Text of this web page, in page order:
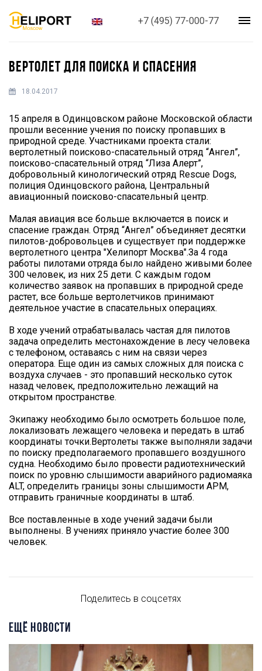
+7 (495) 77-000-77
ВЕРТОЛЕТ ДЛЯ ПОИСКА И СПАСЕНИЯ
18.04.2017
15 апреля в Одинцовском районе Московской области
прошли весенние учения по поиску пропавших в
природной среде. Участниками проекта стали:
вертолетный поисково-спасательный отряд “Ангел”,
поисково-спасательный отряд “Лиза Алерт”,
добровольный кинологический отряд Rescue Dogs,
полиция Одинцовского района, Центральный
авиационный поисково-спасательный центр.
Малая авиация все больше включается в поиск и
спасение граждан. Отряд “Ангел” объединяет десятки
пилотов-добровольцев и существует при поддержке
вертолетного центра "Хелипорт Москва".За 4 года
работы пилотами отряда было найдено живыми более
300 человек, из них 25 дети. С каждым годом
количество заявок на пропавших в природной среде
растет, все больше вертолетчиков принимают
деятельное участие в спасательных операциях.
В ходе учений отрабатывалась частая для пилотов
задача определить местонахождение в лесу человека
с телефоном, оставаясь с ним на связи через
оператора. Еще один из самых сложных для поиска с
воздуха случаев - это пропавший несколько суток
назад человек, предположительно лежащий на
открытом пространстве.
Экипажу необходимо было осмотреть большое поле,
локализовать лежащего человека и передать в штаб
координаты точки.Вертолеты также выполняли задачи
по поиску предполагаемого пропавшего воздушного
судна. Необходимо было провести радиотехнический
поиск по уровню слышимости аварийного радиомаяка
ALT, определить границы зоны слышимости АРМ,
отправить граничные координаты в штаб.
Все поставленные в ходе учений задачи были
выполнены. В учениях приняло участие более 300
человек.
Поделитесь в соцсетях
ЕЩЁ НОВОСТИ